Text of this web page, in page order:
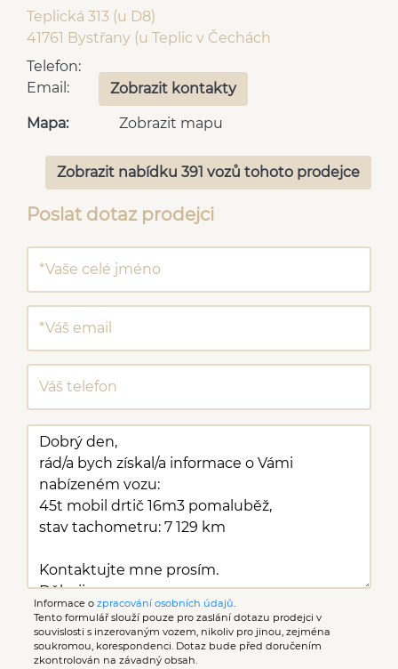
Teplická 313 (u D8)
41761 Bystřany (u Teplic v Čechách
Telefon:
Email:
Zobrazit kontakty
Mapa: Zobrazit mapu
Zobrazit nabídku 391 vozů tohoto prodejce
Poslat dotaz prodejci
Informace o zpracování osobních údajů
Tento formulář slouží pouze pro zaslání dotazu prodejci v
souvislosti s inzerovaným vozem, nikoliv pro jinou, zejména
soukromou, korespondenci. Dotaz bude před doručením
zkontrolován na závadný obsah.